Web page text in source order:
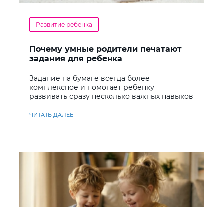
Развитие ребенка
Почему умные родители печатают
задания для ребенка
Задание на бумаге всегда более
комплексное и помогает ребенку
развивать сразу несколько важных навыков
ЧИТАТЬ ДАЛЕЕ